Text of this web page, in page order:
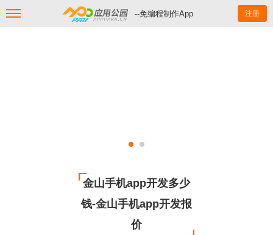
--免编程制作App 注册
金山手机app开发多少
钱-金山手机app开发报
价